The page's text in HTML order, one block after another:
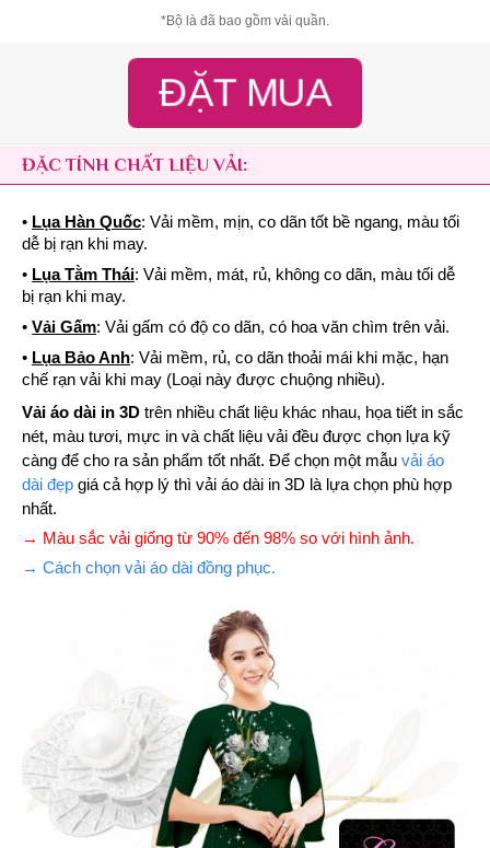
*Bộ là đã bao gồm vải quần.
ĐẶT MUA
ĐẶC TÍNH CHẤT LIỆU VẢI:
• Lụa Hàn Quốc: Vải mềm, mịn, co dãn tốt bề ngang, màu tối
dễ bị rạn khi may.
• Lụa Tằm Thái: Vải mềm, mát, rủ, không co dãn, màu tối dễ
bị rạn khi may.
• Vải Gấm: Vải gấm có độ co dãn, có hoa văn chìm trên vải.
• Lụa Bảo Anh: Vải mềm, rủ, co dãn thoải mái khi mặc, hạn
chế rạn vải khi may (Loại này được chuộng nhiều).
Vải áo dài in 3D trên nhiều chất liệu khác nhau, họa tiết in sắc
nét, màu tươi, mực in và chất liệu vải đều được chọn lựa kỹ
càng để cho ra sản phẩm tốt nhất. Để chọn một mẫu vải áo
dài đẹp giá cả hợp lý thì vải áo dài in 3D là lựa chọn phù hợp
nhất.
→ Màu sắc vải giống từ 90% đến 98% so với hình ảnh.
→ Cách chọn vải áo dài đồng phục.